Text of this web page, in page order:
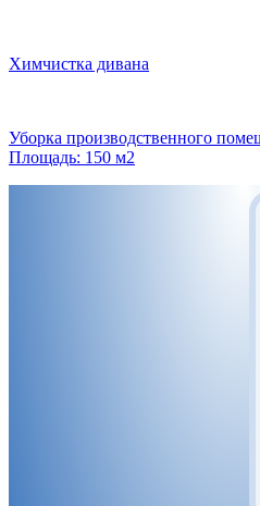
Химчистка дивана
Уборка производственного
Площадь: 150 м2